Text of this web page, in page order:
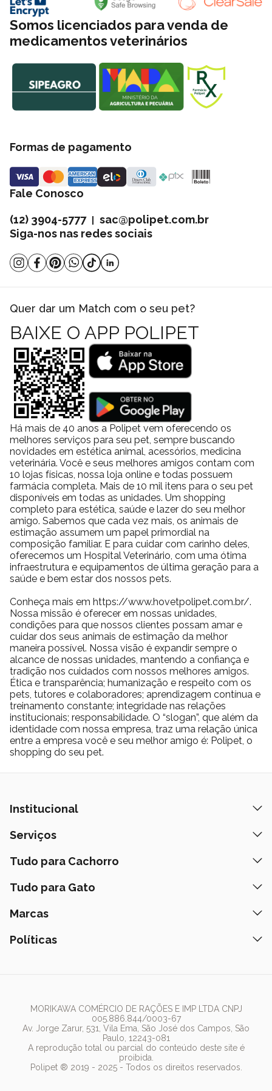
Somos licenciados para venda de
medicamentos veterinários
Formas de pagamento
Fale Conosco
(12) 3904-5777| sac@polipet.com.br
Siga-nos nas redes sociais
Quer dar um Match com o seu pet?
BAIXE O APP POLIPET
Há mais de 40 anos a Polipet vem oferecendo os
melhores serviços para seu pet, sempre buscando
novidades em estética animal, acessórios, medicina
veterinária. Você e seus melhores amigos contam com
10 lojas físicas, nossa loja online e todas possuem
farmácia completa. Mais de 10 mil itens para o seu pet
disponíveis em todas as unidades. Um shopping
completo para estética, saúde e lazer do seu melhor
amigo. Sabemos que cada vez mais, os animais de
estimação assumem um papel primordial na
composição familiar. E para cuidar com carinho deles,
oferecemos um Hospital Veterinário, com uma ótima
infraestrutura e equipamentos de última geração para a
saúde e bem estar dos nossos pets.
Conheça mais em https://www.hovetpolipet.com.br/.
Nossa missão é oferecer em nossas unidades,
condições para que nossos clientes possam amar e
cuidar dos seus animais de estimação da melhor
maneira possível. Nossa visão é expandir sempre o
alcance de nossas unidades, mantendo a confiança e
tradição nos cuidados com nossos melhores amigos.
Ética e transparência; humanização e respeito com os
pets, tutores e colaboradores; aprendizagem contínua e
treinamento constante; integridade nas relações
institucionais; responsabilidade. O “slogan”, que além da
identidade com nossa empresa, traz uma relação única
entre a empresa você e seu melhor amigo é: Polipet, o
shopping do seu pet.
Institucional
Quem Somos
Prazos de Entrega
Fale Conosco
Lista de Desejos
Serviços
Banho e Tosa
Peça pelo Delivery
Assinatura Polipet
Tudo para Cachorro
Ração
Coleiras
Tudo para Gato
Ração
Marcas
Nexgard
Pedigree
Whiskas
Dog Chow
Royal Canin
Políticas
MORIKAWA COMÉRCIO DE RAÇÕES E IMP LTDA CNPJ
005.886.844/0003-67
Av. Jorge Zarur, 531, Vila Ema, São José dos Campos, São
Paulo, 12243-081
A reprodução total ou parcial do conteúdo deste site é
proibida.
Polipet ® 2019 - 2025 - Todos os direitos reservados.